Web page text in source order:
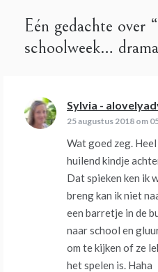
Eén gedachte over “
schoolweek…
Sylvia -
25 augustus 2018 om
Wat goed zeg.
huilend kindje
Dat spieken ken ik
breng kan ik niet
een barretje in de
naar school en
om te kijken of ze
het spelen is. Haha